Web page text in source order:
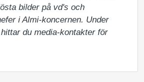
bilder på vd's och
i Almi-koncernen. Under
du media-kontakter för